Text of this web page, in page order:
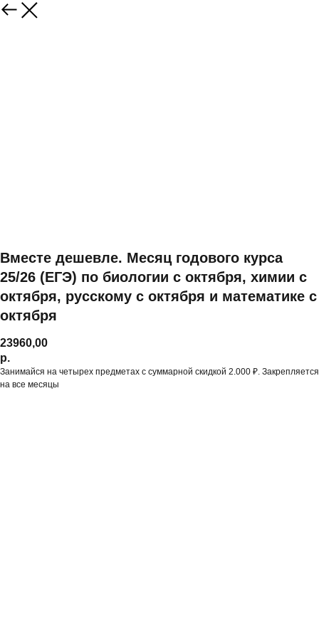
Вместе дешевле. Месяц годового курса
25/26 (ЕГЭ) по биологии с октября, химии с
октября, русскому с октября и математике с
октября
23960,00
р.
Занимайся на четырех предметах с суммарной скидкой 2.000 ₽. Закрепляется
на все месяцы